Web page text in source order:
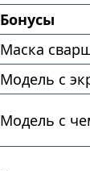
Бонусы
Маска
Модель с
Модель с